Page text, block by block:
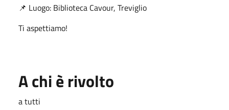
📌 Luogo: Biblioteca Cavour, Treviglio
Ti aspettiamo!
A chi è rivolto
a tutti